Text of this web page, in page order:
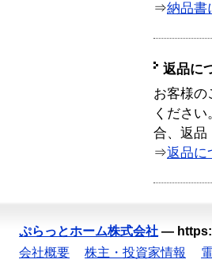
⇒納品書
返品に
お客様の
くださ
合、返品
⇒返品に
ぷらっとホーム株式会社 —
会社概要
株主・投資家情報